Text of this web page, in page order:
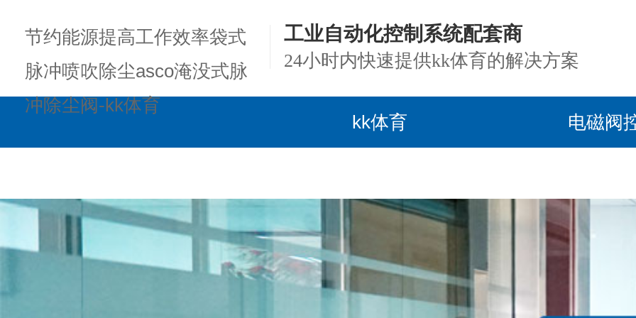
节约能源提高工作效率袋式
脉冲喷吹除尘asco淹没式脉
冲除尘阀-kk体育
工业自动化控制系统配套商
24小时内快速提供kk体育的解决方案
kk体育 电磁阀